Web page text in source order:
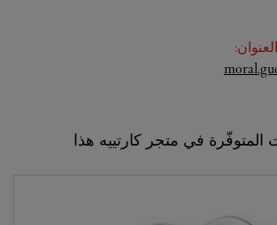
العنوان:
Link Opens in New Tab
المتوفّرة في متجر كارتييه هذا